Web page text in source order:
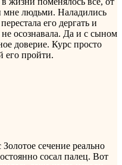
мне людьми. Наладились
его дергать и
осознавала. Да и с сыном
доверие. Курс просто
его пройти.
Золотое сечение реально
сосал палец. Вот